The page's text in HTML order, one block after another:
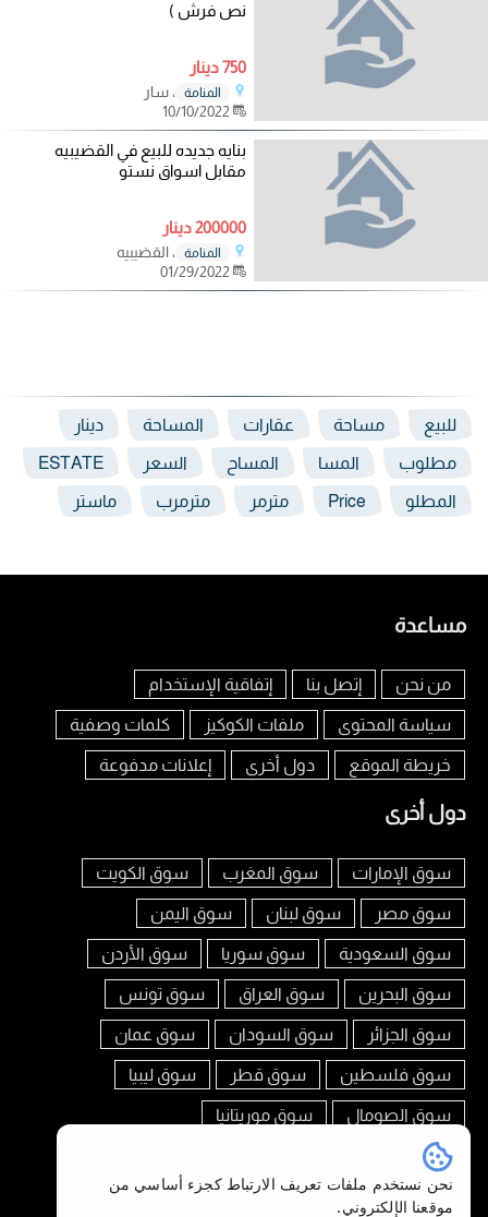
نص فرش )
750 دينار
المنامة
، سار
بنايه جديده للبيع في القضيبيه
مقابل اسواق نستو
200000 دينار
المنامة
، القضيبيه
للبيع مساحة عقارات المساحة دينار
مطلوب المسا المساح السعر ESTATE
المطلو Price مترمر مترمرب ماستر
مساعدة
من نحن إتصل بنا إتفاقية الإستخدام
سياسة المحتوى ملفات الكوكيز كلمات وصفية
خريطة الموقع دول أخرى إعلانات مدفوعة
دول أخرى
سوق الإمارات سوق المغرب سوق الكويت
سوق مصر سوق لبنان سوق اليمن
سوق السعودية سوق سوريا سوق الأردن
سوق البحرين سوق العراق سوق تونس
سوق الجزائر سوق السودان سوق عمان
سوق فلسطين سوق قطر سوق ليبيا
سوق الصومال سوق موريتانيا
تابعنا على
نحن نستخدم ملفات تعريف الارتباط كجزء أساسي من
موقعنا الإلكتروني.